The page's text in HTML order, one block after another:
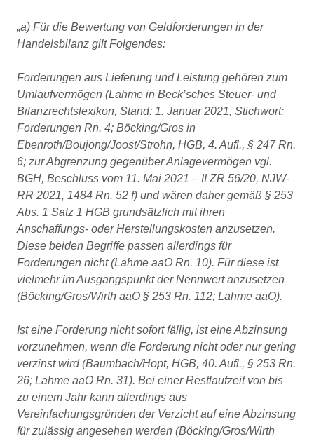
„a) Für die Bewertung von Geldforderungen in der
Handelsbilanz gilt Folgendes:
Forderungen aus Lieferung und Leistung gehören zum
Umlaufvermögen (Lahme in Beck’sches Steuer- und
Bilanzrechtslexikon, Stand: 1. Januar 2021, Stichwort:
Forderungen Rn. 4; Böcking/Gros in
Ebenroth/Boujong/Joost/Strohn, HGB, 4. Aufl., § 247 Rn.
6; zur Abgrenzung gegenüber Anlagevermögen vgl.
BGH, Beschluss vom 11. Mai 2021 – II ZR 56/20, NJW-
RR 2021, 1484 Rn. 52 f) und wären daher gemäß § 253
Abs. 1 Satz 1 HGB grundsätzlich mit ihren
Anschaffungs- oder Herstellungskosten anzusetzen.
Diese beiden Begriffe passen allerdings für
Forderungen nicht (Lahme aaO Rn. 10). Für diese ist
vielmehr im Ausgangspunkt der Nennwert anzusetzen
(Böcking/Gros/Wirth aaO § 253 Rn. 112; Lahme aaO).
Ist eine Forderung nicht sofort fällig, ist eine Abzinsung
vorzunehmen, wenn die Forderung nicht oder nur gering
verzinst wird (Baumbach/Hopt, HGB, 40. Aufl., § 253 Rn.
26; Lahme aaO Rn. 31). Bei einer Restlaufzeit von bis
zu einem Jahr kann allerdings aus
Vereinfachungsgründen der Verzicht auf eine Abzinsung
für zulässig angesehen werden (Böcking/Gros/Wirth